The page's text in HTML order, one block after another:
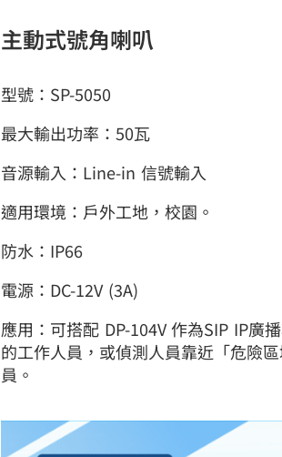
主動式號角喇叭
型號：SP-5050
最大輸出功率：50瓦
音源輸入：Line-in 信號輸入
適用環境：戶外工地，校園。
防水：IP66
電源：DC-12V (3A)
應用：可搭配 DP-104V 作為SIP IP廣
的工作人員，或偵測人員靠近「危險
員。